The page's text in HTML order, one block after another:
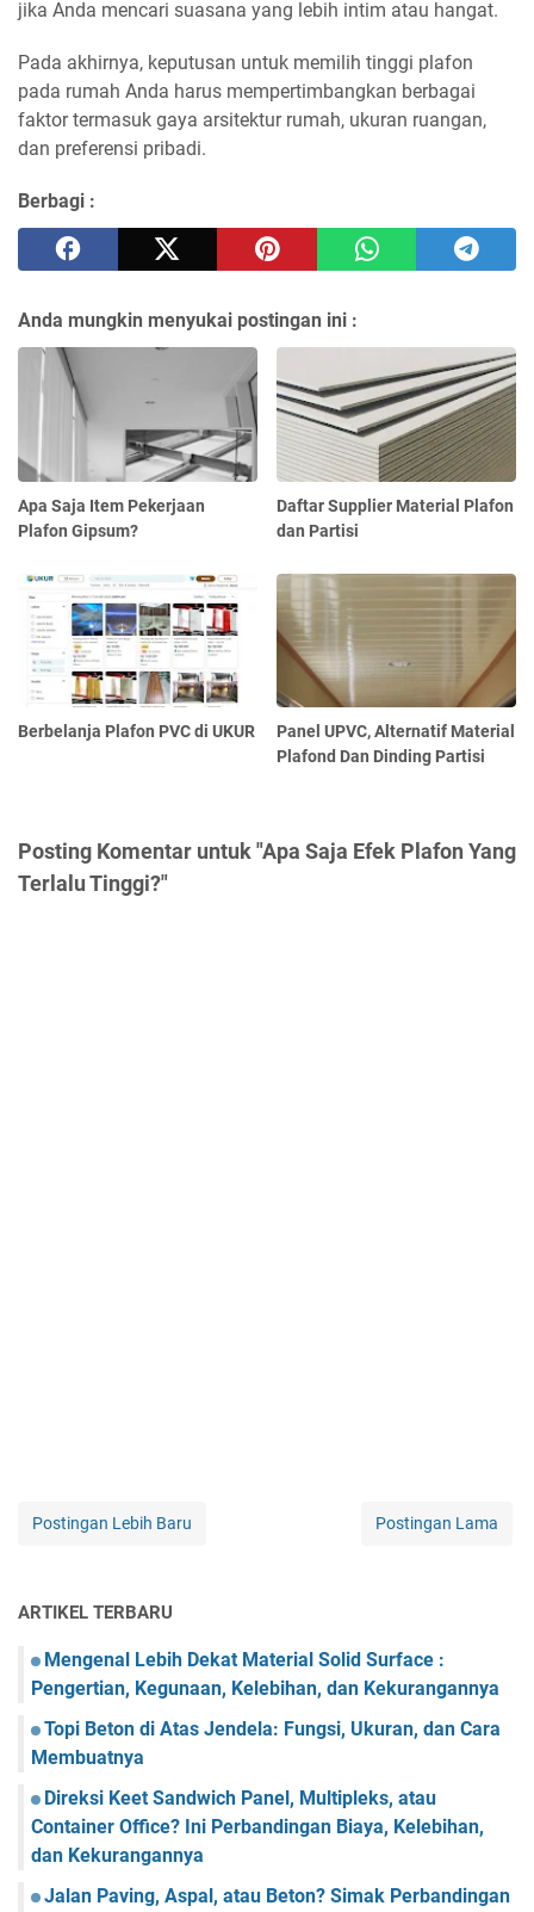
jika Anda mencari suasana yang lebih intim atau hangat.
Pada akhirnya, keputusan untuk memilih tinggi plafon
pada rumah Anda harus mempertimbangkan berbagai
faktor termasuk gaya arsitektur rumah, ukuran ruangan,
dan preferensi pribadi.
Berbagi :
Anda mungkin menyukai postingan ini :
Apa Saja Item Pekerjaan
Plafon Gipsum?
Daftar Supplier Material Plafon
dan Partisi
Berbelanja Plafon PVC di UKUR
Panel UPVC, Alternatif Material
Plafond Dan Dinding Partisi
Posting Komentar untuk "Apa Saja Efek Plafon Yang
Terlalu Tinggi?"
Postingan Lebih Baru Postingan Lama
ARTIKEL TERBARU
Mengenal Lebih Dekat Material Solid Surface :
Pengertian, Kegunaan, Kelebihan, dan Kekurangannya
Topi Beton di Atas Jendela: Fungsi, Ukuran, dan Cara
Membuatnya
Direksi Keet Sandwich Panel, Multipleks, atau
Container Office? Ini Perbandingan Biaya, Kelebihan,
dan Kekurangannya
Jalan Paving, Aspal, atau Beton? Simak Perbandingan